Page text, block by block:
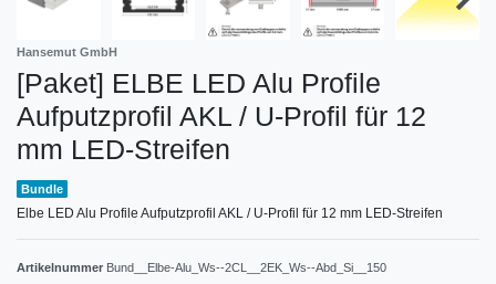
Hansemut GmbH
[Paket] ELBE LED Alu Profile
Aufputzprofil AKL / U-Profil für 12
mm LED-Streifen
Bundle
Elbe LED Alu Profile Aufputzprofil AKL / U-Profil für 12 mm LED-Streifen
Artikelnummer Bund__Elbe-Alu_Ws--2CL__2EK_Ws--Abd_Si__150